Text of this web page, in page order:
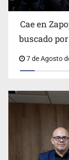
Ya hay
Cae en
buscado
7 de Agosto